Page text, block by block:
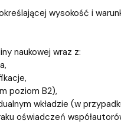
wysokość i
naukowej wraz z:
poziom B2),
wkładzie (w
oświadczeń